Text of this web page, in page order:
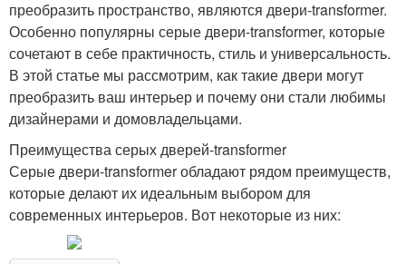
преобразить пространство, являются двери-transformer.
Особенно популярны серые двери-transformer, которые
сочетают в себе практичность, стиль и универсальность.
В этой статье мы рассмотрим, как такие двери могут
преобразить ваш интерьер и почему они стали любимы
дизайнерами и домовладельцами.
Преимущества серых дверей-transformer
Серые двери-transformer обладают рядом преимуществ,
которые делают их идеальным выбором для
современных интерьеров. Вот некоторые из них: